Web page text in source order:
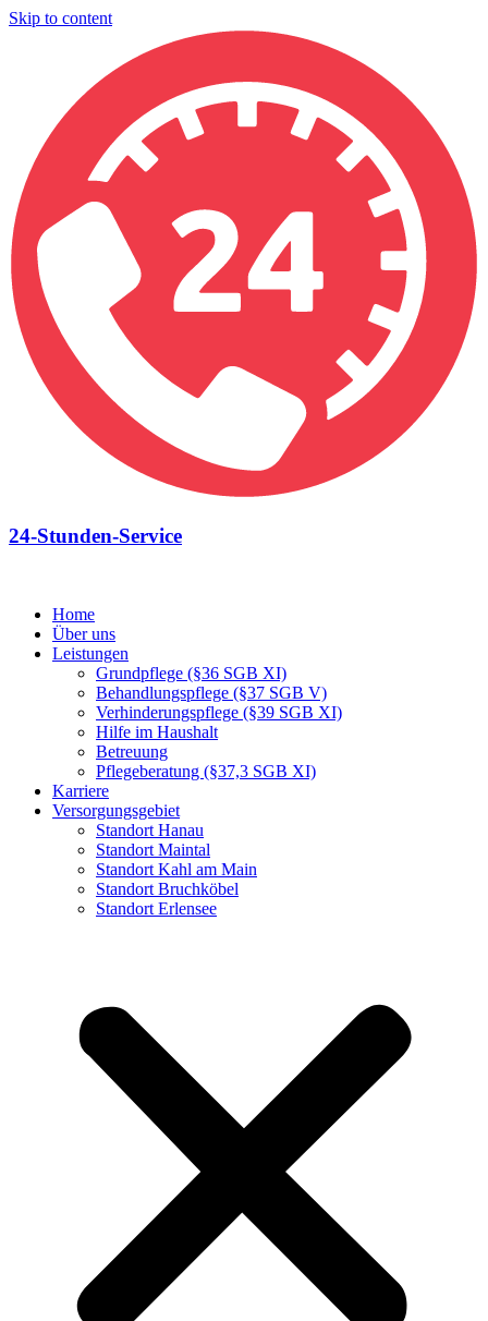
Skip to content
24-Stunden-Service
Home
Über uns
Leistungen
Grundpflege (§36 SGB XI)
Behandlungspflege (§37 SGB V)
Verhinderungspflege (§39 SGB XI)
Hilfe im Haushalt
Betreuung
Pflegeberatung (§37,3 SGB XI)
Karriere
Versorgungsgebiet
Standort Hanau
Standort Maintal
Standort Kahl am Main
Standort Bruchköbel
Standort Erlensee